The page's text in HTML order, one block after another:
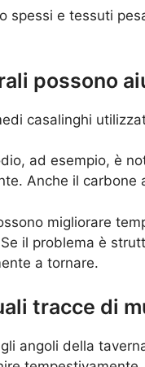
spessi e tessuti
possono
casalinghi
ad esempio, è
Anche il
migliorare
il problema è
a tornare.
tracce di
angoli della